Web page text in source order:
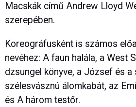
Macskák című Andrew Lloyd
szerepében.
Koreográfusként is számos
nevéhez: A faun halála, a West
dzsungel könyve, a József és a
szélesvásznú álomkabát, az
és A három testőr.